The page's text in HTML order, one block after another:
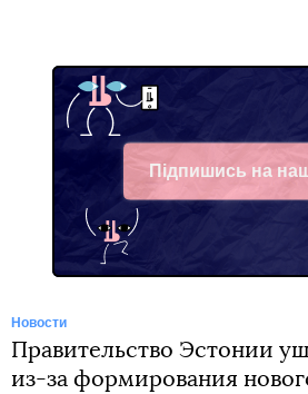
Підпишись на
Facebook
Новости
Правительство Эстонии
из-за формирования